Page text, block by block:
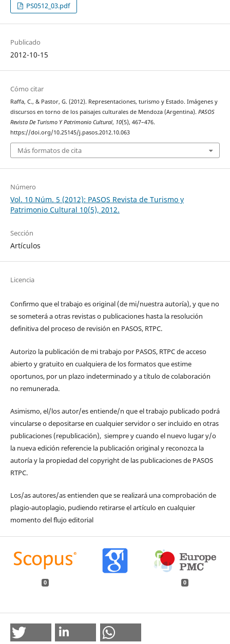
PS0512_03.pdf
Publicado
2012-10-15
Cómo citar
Raffa, C., & Pastor, G. (2012). Representaciones, turismo y Estado. Imágenes y
discursos en torno de los paisajes culturales de Mendoza (Argentina). PASOS
Revista De Turismo Y Patrimonio Cultural, 10(5), 467–476.
https://doi.org/10.25145/j.pasos.2012.10.063
Más formatos de cita
Número
Vol. 10 Núm. 5 (2012): PASOS Revista de Turismo y
Patrimonio Cultural 10(5), 2012.
Sección
Artículos
Licencia
Confirmo que el trabajo es original (de mi/nuestra autoría), y que no
se someterá a otras revistas o publicaciones hasta la resolución
definitiva del proceso de revisión en PASOS, RTPC.
Autorizo la publicación de mi trabajo por PASOS, RTPC de acceso
abierto y gratuito en cualquiera de los formatos que estime
oportunos, por un plazo indeterminado y a título de colaboración
no remunerada.
Asimismo, el/los autor/es entiende/n que el trabajo publicado podrá
vincularse o depositarse en cualquier servidor o ser incluido en otras
publicaciones (republicación), siempre y cuando el nuevo lugar y/o
la nueva edición referencie la publicación original y reconozca la
autoría y la propiedad del copyright de las publicaciones de PASOS
RTPC.
Los/as autores/as entienden que se realizará una comprobación de
plagio-autoplagio, pudiendo retirarse el artículo en cualquier
momento del flujo editorial
0 0